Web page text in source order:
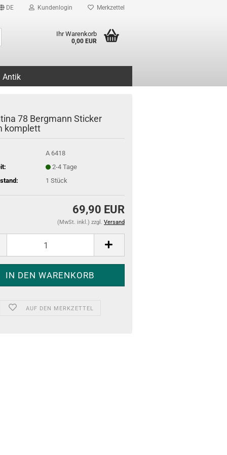
DE Kundenlogin Merkzettel
Ihr Warenkorb
0,00 EUR
Antik
78 Bergmann Sticker
komplett
A 6418
2-4 Tage
1 Stück
69,90 EUR
(MwSt. inkl.) zzgl. Versand
AUF DEN MERKZETTEL